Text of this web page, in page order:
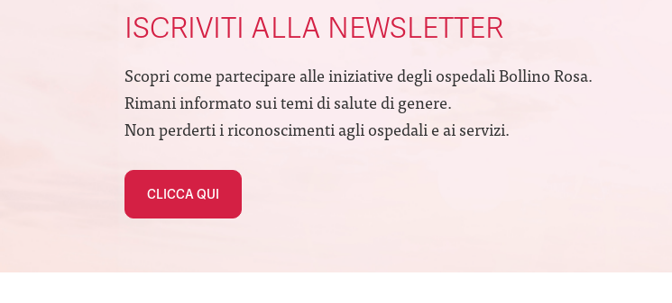
ISCRIVITI ALLA NEWSLETTER
Scopri come partecipare alle iniziative degli ospedali Bollino Rosa.
Rimani informato sui temi di salute di genere.
Non perderti i riconoscimenti agli ospedali e ai servizi.
CLICCA QUI